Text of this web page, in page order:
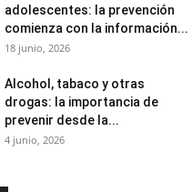
adolescentes: la prevención
comienza con la información...
18 junio, 2026
Alcohol, tabaco y otras
drogas: la importancia de
prevenir desde la...
4 junio, 2026